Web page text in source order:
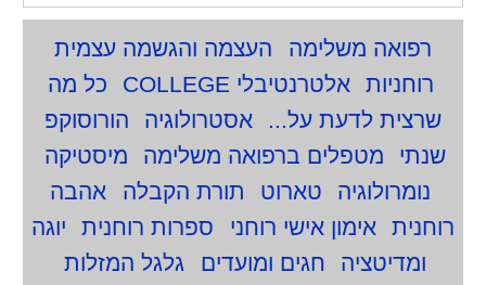
רפואה משלימה
העצמה והגשמה עצמית
רוחניות
אלטרנטיבלי COLLEGE
כל מה
שרצית לדעת על...
אסטרולוגיה
הורוסוקפ
שנתי
מטפלים ברפואה משלימה
מיסטיקה
נומרולוגיה
טארוט תורת הקבלה
אהבה
רוחנית
אימון אישי רוחני ספרות רוחנית
יוגה
ומדיטציה
חגים ומועדים גלגל המזלות